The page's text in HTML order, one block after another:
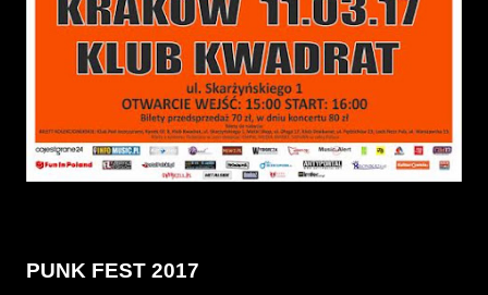
PUNK FEST 2017